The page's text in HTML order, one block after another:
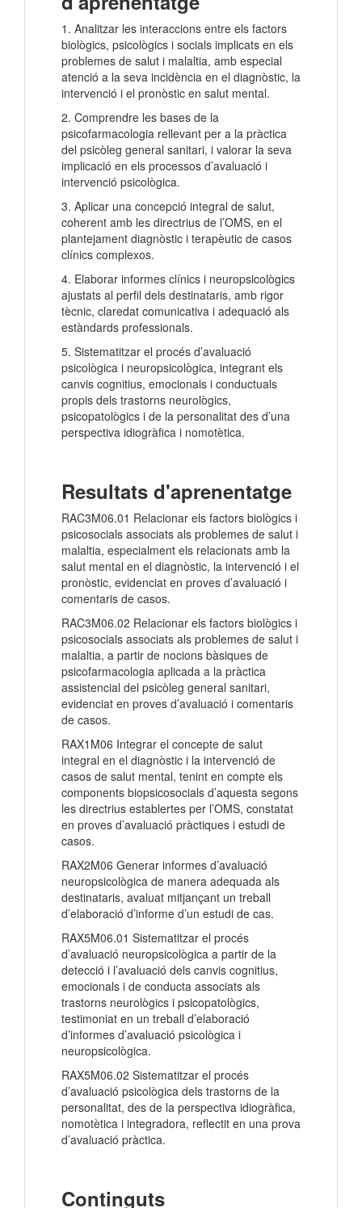
1. Analitzar les interaccions entre els factors
biològics, psicològics i socials implicats en els
problemes de salut i malaltia, amb especial
atenció a la seva incidència en el diagnòstic, la
intervenció i el pronòstic en salut mental.
2. Comprendre les bases de la
psicofarmacologia rellevant per a la pràctica
del psicòleg general sanitari, i valorar la seva
implicació en els processos d’avaluació i
intervenció psicològica.
3. Aplicar una concepció integral de salut,
coherent amb les directrius de l’OMS, en el
plantejament diagnòstic i terapèutic de casos
clínics complexos.
4. Elaborar informes clínics i neuropsicològics
ajustats al perfil dels destinataris, amb rigor
tècnic, claredat comunicativa i adequació als
estàndards professionals.
5. Sistematitzar el procés d’avaluació
psicològica i neuropsicològica, integrant els
canvis cognitius, emocionals i conductuals
propis dels trastorns neurològics,
psicopatològics i de la personalitat des d’una
perspectiva idiogràfica i nomotètica.
Resultats d'aprenentatge
RAC3M06.01 Relacionar els factors biològics i
psicosocials associats als problemes de salut i
malaltia, especialment els relacionats amb la
salut mental en el diagnòstic, la intervenció i el
pronòstic, evidenciat en proves d’avaluació i
comentaris de casos.
RAC3M06.02 Relacionar els factors biològics i
psicosocials associats als problemes de salut i
malaltia, a partir de nocions bàsiques de
psicofarmacologia aplicada a la pràctica
assistencial del psicòleg general sanitari,
evidenciat en proves d’avaluació i comentaris
de casos.
RAX1M06 Integrar el concepte de salut
integral en el diagnòstic i la intervenció de
casos de salut mental, tenint en compte els
components biopsicosocials d’aquesta segons
les directrius establertes per l’OMS, constatat
en proves d’avaluació pràctiques i estudi de
casos.
RAX2M06 Generar informes d’avaluació
neuropsicològica de manera adequada als
destinataris, avaluat mitjançant un treball
d’elaboració d’informe d’un estudi de cas.
RAX5M06.01 Sistematitzar el procés
d’avaluació neuropsicològica a partir de la
detecció i l’avaluació dels canvis cognitius,
emocionals i de conducta associats als
trastorns neurològics i psicopatològics,
testimoniat en un treball d’elaboració
d’informes d’avaluació psicològica i
neuropsicològica.
RAX5M06.02 Sistematitzar el procés
d’avaluació psicològica dels trastorns de la
personalitat, des de la perspectiva idiogràfica,
nomotètica i integradora, reflectit en una prova
d’avaluació pràctica.
Continguts